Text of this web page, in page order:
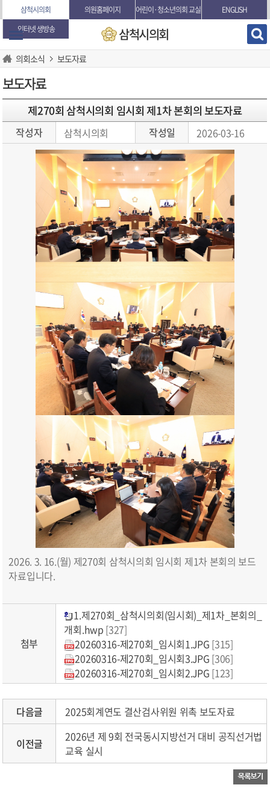
본문바로가기
삼척시의회 의원홈페이지 어린이·청소년의회 교실
ENGLISH
인터넷 생방송
삼척시의회
의회소식 보도자료
보도자료
제270회 삼척시의회 임시회 제1차 본회의 보도자료
작성자 삼척시의회 작성일 2026-03-16
2026. 3. 16.(월) 제270회 삼척시의회 임시회 제1차 본회의 보드
자료입니다.
첨부
1.제270회_삼척시의회(임시회)_제1차_본회의_
개회.hwp [327]
20260316-제270회_임시회1.JPG [315]
20260316-제270회_임시회3.JPG [306]
20260316-제270회_임시회2.JPG [123]
다음글 2025회계연도 결산검사위원 위촉 보도자료
이전글
2026년 제 9회 전국동시지방선거 대비 공직선거법
교육 실시